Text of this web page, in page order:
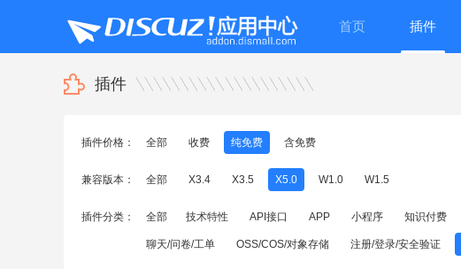
首页 插件
插件
插件价格： 全部 收费 纯免费 含免费
兼容版本： 全部 X3.4 X3.5 X5.0 W1.0 W1.5
插件分类： 全部 技术特性 API接口 APP 小程序 知识付费
聊天/问卷/工单 OSS/COS/对象存储 注册/登录/安全验证